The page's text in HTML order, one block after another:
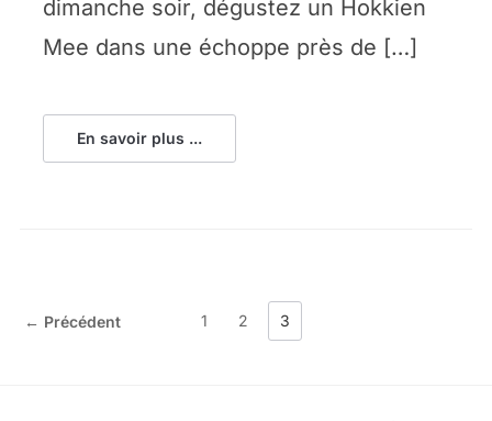
dimanche soir, dégustez un Hokkien
Mee dans une échoppe près de […]
En savoir plus ...
← Précédent 1 2 3